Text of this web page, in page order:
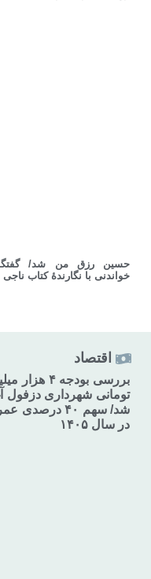
حسین رزق من شد/
خواندنی با نگارندهٔ کتاب ناجی
اقتصاد
بررسی بودجه ۴ هزار
تومانی شهرداری دزفول
شد/ سهم ۴۰ درصدی
در سال ۱۴۰۵